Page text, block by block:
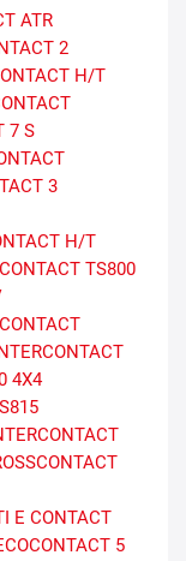
ATR
2
H/T
7 S
3
H/T
TS800
4X4
E CONTACT
5